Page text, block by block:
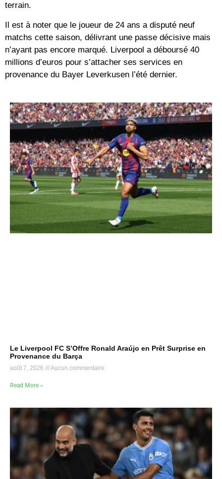
terrain.
Il est à noter que le joueur de 24 ans a disputé neuf
matchs cette saison, délivrant une passe décisive mais
n’ayant pas encore marqué. Liverpool a déboursé 40
millions d’euros pour s’attacher ses services en
provenance du Bayer Leverkusen l’été dernier.
Le Liverpool FC S’Offre Ronald Araújo en Prêt Surprise en
Provenance du Barça
août 7, 2026 Aucun commentaire
Read More »